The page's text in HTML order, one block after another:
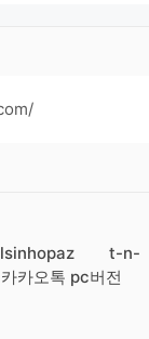
t-n-
카카오톡 pc버전